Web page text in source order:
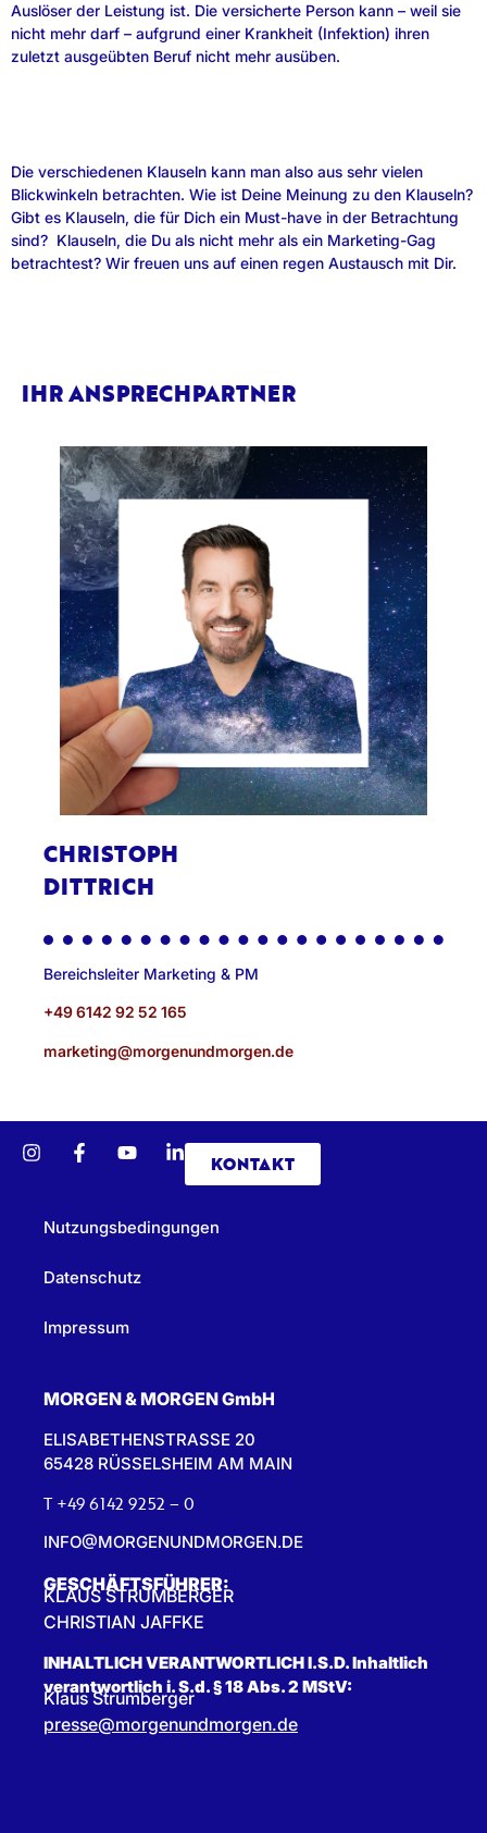
Auslöser der Leistung ist. Die versicherte Person kann – weil sie
nicht mehr darf – aufgrund einer Krankheit (Infektion) ihren
zuletzt ausgeübten Beruf nicht mehr ausüben.
Die verschiedenen Klauseln kann man also aus sehr vielen
Blickwinkeln betrachten. Wie ist Deine Meinung zu den Klauseln?
Gibt es Klauseln, die für Dich ein Must-have in der Betrachtung
sind? Klauseln, die Du als nicht mehr als ein Marketing-Gag
betrachtest? Wir freuen uns auf einen regen Austausch mit Dir.
IHR ANSPRECHPARTNER
CHRISTOPH
DITTRICH
Bereichsleiter Marketing & PM
+49 6142 92 52 165
marketing@morgenundmorgen.de
KONTAKT
Nutzungsbedingungen
Datenschutz
Impressum
MORGEN & MORGEN GmbH
ELISABETHENSTRASSE 20
65428 RÜSSELSHEIM AM MAIN
T +49 6142 9252 – 0
INFO@MORGENUNDMORGEN.DE
GESCHÄFTSFÜHRER:
KLAUS STRUMBERGER
CHRISTIAN JAFFKE
INHALTLICH VERANTWORTLICH I.S.D. Inhaltlich
verantwortlich i. S.d. § 18 Abs. 2 MStV:
Klaus Strumberger
presse@morgenundmorgen.de